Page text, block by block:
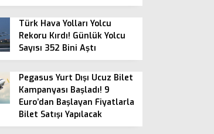
Türk Hava Yolları Yolcu
Rekoru Kırdı! Günlük Yolcu
Sayısı 352 Bini Aştı
Pegasus Yurt Dışı Ucuz Bilet
Kampanyası Başladı! 9
Euro’dan Başlayan Fiyatlarla
Bilet Satışı Yapılacak